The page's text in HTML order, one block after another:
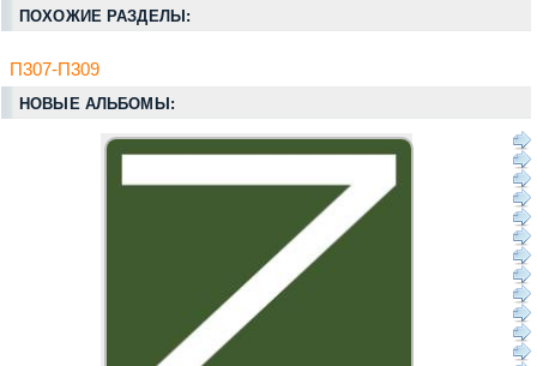
ПОХОЖИЕ РАЗДЕЛЫ:
П307-П309
НОВЫЕ АЛЬБОМЫ: